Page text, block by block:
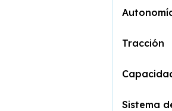
Tracción
Sistema